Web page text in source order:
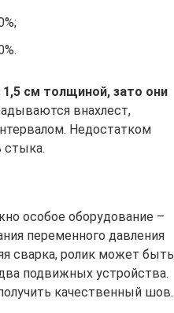
см толщиной, зато они
внахлест,
Недостатком
стыка.
особое оборудование –
переменного давления
сварка, ролик может быть
подвижных устройства.
качественный шов.